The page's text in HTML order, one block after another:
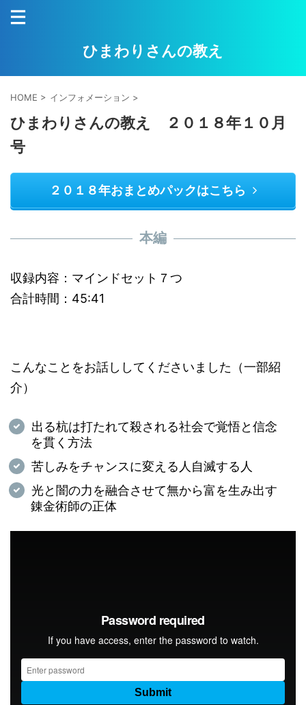
ひまわりさんの教え
HOME > インフォメーション >
ひまわりさんの教え ２０１８年１０月
号
２０１８年おまとめパックはこちら
本編
収録内容：マインドセット７つ
合計時間：45:41
こんなことをお話ししてくださいました（一部紹
介）
出る杭は打たれて殺される社会で覚悟と信念
を貫く方法
苦しみをチャンスに変える人自滅する人
光と闇の力を融合させて無から富を生み出す
錬金術師の正体